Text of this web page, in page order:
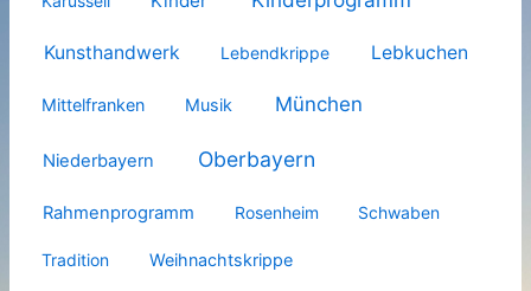
Kunsthandwerk Lebendkrippe Lebkuchen
Mittelfranken Musik München
Niederbayern Oberbayern
Rahmenprogramm Rosenheim Schwaben
Tradition Weihnachtskrippe